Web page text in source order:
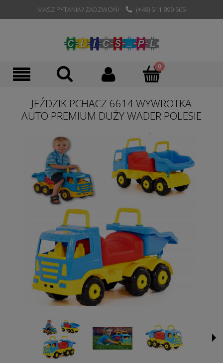
MASZ PYTANIA? ZADZWOŃ! (+48) 511 899 505
JEŹDZIK PCHACZ 6614 WYWROTKA
AUTO PREMIUM DUŻY WADER POLESIE